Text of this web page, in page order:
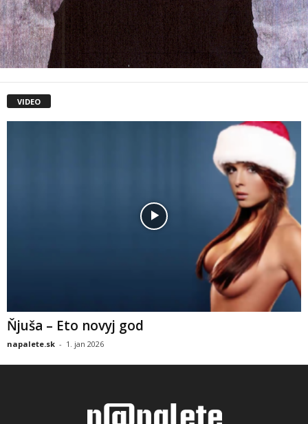
VIDEO
Ňjuša – Eto novyj god
napalete.sk - 1. jan 2026